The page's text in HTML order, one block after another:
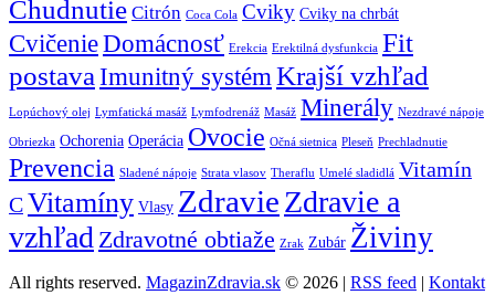
Chudnutie Citrón Coca Cola Cviky Cviky na chrbát
CvičenieDomácnosť Erekcia Erektilná dysfunkcia Fit
postavaImunitný systémKrajší vzhľad
Lopúchový olej Lymfatická masáž Lymfodrenáž Masáž Minerály Nezdravé nápoje
Obriezka Ochorenia Operácia Ovocie Očná sietnica Pleseň Prechladnutie
Prevencia Sladené nápoje Strata vlasov Theraflu Umelé sladidlá Vitamín
CVitamíny Vlasy ZdravieZdravie a
vzhľad Zdravotné obtiaže Zrak Zubár Živiny
All rights reserved. MagazinZdravia.sk © 2026 | RSS feed | Kontakt